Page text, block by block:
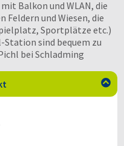
Balkon und WLAN, die
Feldern und Wiesen, die
Sportplätze etc.)
Station sind bequem zu
bei Schladming
